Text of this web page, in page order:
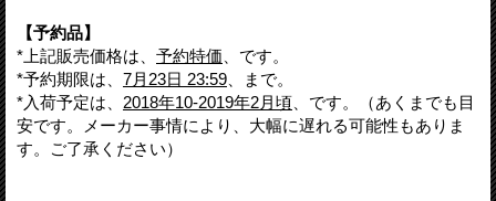
【予約品】
*上記販売価格は、 予約特価 、です。
*予約期限は、 7月23日 23:59 、まで。
*入荷予定は、 2018年10-2019年2月頃 、です。（あくまでも目
安です。メーカー事情により、大幅に遅れる可能性もありま
す。ご了承ください）